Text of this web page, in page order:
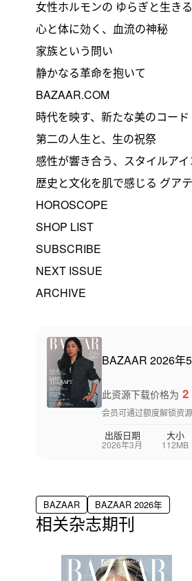
女性ホルモンの ゆらぎと生きる
心と体に効く、血流の神秘
家族という問い
静かなる革命を抱いて
BAZAAR.COM
時代を映す、新たな美のコード
第二の人生と、生の祝祭
感性が響き合う、スタイルア
歴史と文化を肌で感じる グア
HOROSCOPE
SHOP LIST
SUBSCRIBE
NEXT ISSUE
ARCHIVE
BAZAAR 2026年
此资源下载价格为 2
会员可通过额度解锁资源
出版日期
2026年3月
大小
112MB
BAZAAR BAZAAR 2026年
相关杂志期刊